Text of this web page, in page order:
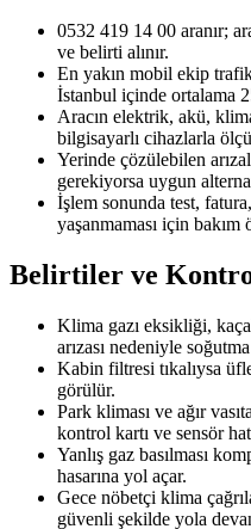
0532 419 14 00 aranır;
ve belirti alınır.
En yakın mobil ekip
İstanbul içinde ortalama
Aracın elektrik, akü,
bilgisayarlı cihazlarla
Yerinde çözülebilen
gerekiyorsa uygun
İşlem sonunda test,
yaşanmaması için bakım
Belirtiler ve
Klima gazı eksikliği,
arızası nedeniyle
Kabin filtresi tıkalıysa
görülür.
Park kliması ve ağır
kontrol kartı ve sensör
Yanlış gaz basılması
hasarına yol açar.
Gece nöbetçi klima
güvenli şekilde yola